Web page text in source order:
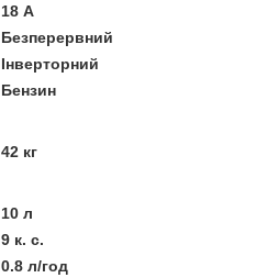
18 А
Безперервний
Інверторний
Бензин
42 кг
10 л
9 к. с.
0.8 л/год